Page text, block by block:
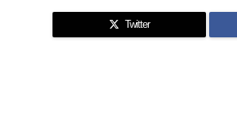
Twitter